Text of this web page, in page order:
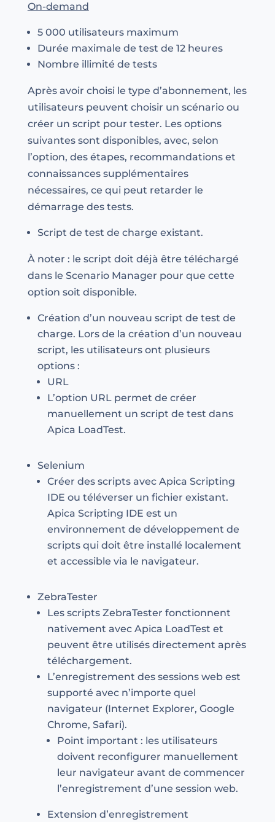
On-demand
5 000 utilisateurs maximum
Durée maximale de test de 12 heures
Nombre illimité de tests
Après avoir choisi le type d’abonnement, les
utilisateurs peuvent choisir un scénario ou
créer un script pour tester. Les options
suivantes sont disponibles, avec, selon
l’option, des étapes, recommandations et
connaissances supplémentaires
nécessaires, ce qui peut retarder le
démarrage des tests.
Script de test de charge existant.
À noter : le script doit déjà être téléchargé
dans le Scenario Manager pour que cette
option soit disponible.
Création d’un nouveau script de test de
charge. Lors de la création d’un nouveau
script, les utilisateurs ont plusieurs
options :
URL
L’option URL permet de créer
manuellement un script de test dans
Apica LoadTest.
Selenium
Créer des scripts avec Apica Scripting
IDE ou téléverser un fichier existant.
Apica Scripting IDE est un
environnement de développement de
scripts qui doit être installé localement
et accessible via le navigateur.
ZebraTester
Les scripts ZebraTester fonctionnent
nativement avec Apica LoadTest et
peuvent être utilisés directement après
téléchargement.
L’enregistrement des sessions web est
supporté avec n’importe quel
navigateur (Internet Explorer, Google
Chrome, Safari).
Point important : les utilisateurs
doivent reconfigurer manuellement
leur navigateur avant de commencer
l’enregistrement d’une session web.
Extension d’enregistrement